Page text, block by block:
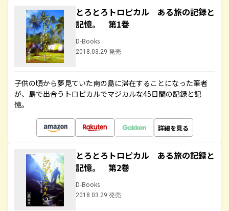
とろとろトロピカル ある旅の記録と
記憶。 第1巻
D-Books
2018.03.29 発売
子供の頃から夢見ていた南の島に滞在することになった筆者
が、島で出合うトロピカルでマジカルな45日間の記録と記
憶。
詳細を見る
とろとろトロピカル ある旅の記録と
記憶。 第2巻
D-Books
2018.03.29 発売